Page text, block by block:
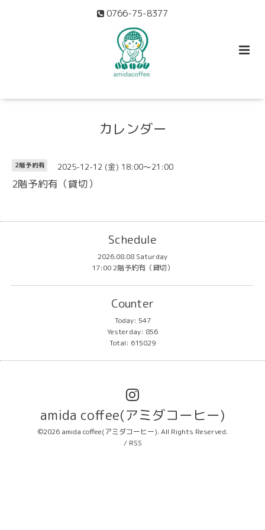
0766-75-8377
カレンダー
2階予約有 2025-12-12 (金) 18:00～21:00
2階予約有（貸切）
Schedule
2026.08.08 Saturday
17:00 2階予約有（貸切）
Counter
Today: 547
Yesterday: 856
Total: 615029
amida coffee(アミダコーヒー)
©2026 amida coffee(アミダコーヒー). All Rights Reserved.
/ RSS